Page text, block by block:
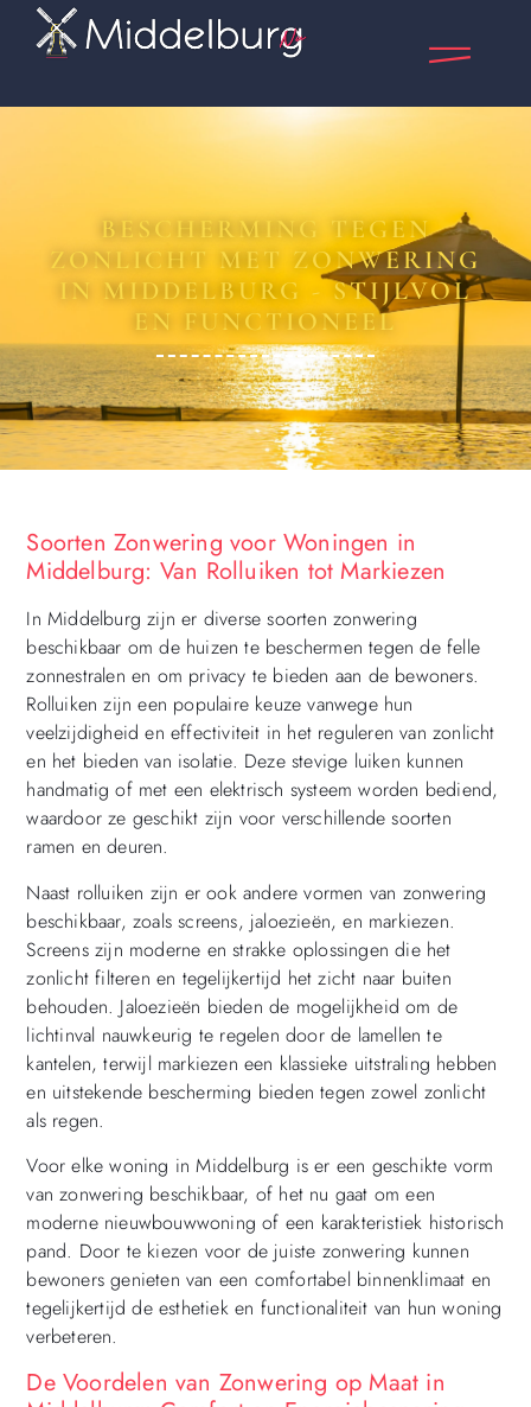
BESCHERMING TEGEN
ZONLICHT MET ZONWERING
IN MIDDELBURG - STIJLVOL
EN FUNCTIONEEL
Soorten Zonwering voor Woningen in
Middelburg: Van Rolluiken tot Markiezen
In Middelburg zijn er diverse soorten zonwering
beschikbaar om de huizen te beschermen tegen de felle
zonnestralen en om privacy te bieden aan de bewoners.
Rolluiken zijn een populaire keuze vanwege hun
veelzijdigheid en effectiviteit in het reguleren van zonlicht
en het bieden van isolatie. Deze stevige luiken kunnen
handmatig of met een elektrisch systeem worden bediend,
waardoor ze geschikt zijn voor verschillende soorten
ramen en deuren.
Naast rolluiken zijn er ook andere vormen van zonwering
beschikbaar, zoals screens, jaloezieën, en markiezen.
Screens zijn moderne en strakke oplossingen die het
zonlicht filteren en tegelijkertijd het zicht naar buiten
behouden. Jaloezieën bieden de mogelijkheid om de
lichtinval nauwkeurig te regelen door de lamellen te
kantelen, terwijl markiezen een klassieke uitstraling hebben
en uitstekende bescherming bieden tegen zowel zonlicht
als regen.
Voor elke woning in Middelburg is er een geschikte vorm
van zonwering beschikbaar, of het nu gaat om een
moderne nieuwbouwwoning of een karakteristiek historisch
pand. Door te kiezen voor de juiste zonwering kunnen
bewoners genieten van een comfortabel binnenklimaat en
tegelijkertijd de esthetiek en functionaliteit van hun woning
verbeteren.
De Voordelen van Zonwering op Maat in